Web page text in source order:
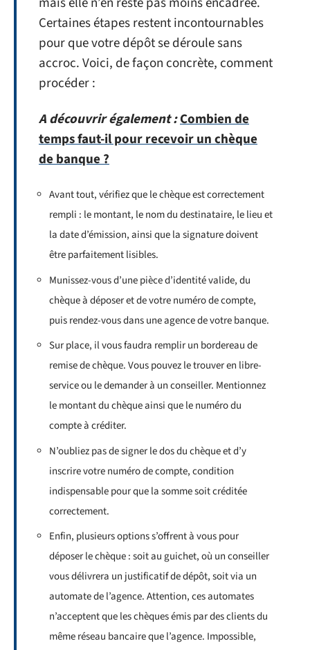
Certaines étapes restent incontournables
pour que votre dépôt se déroule sans
accroc. Voici, de façon concrète, comment
procéder :
A découvrir également :Combien de
temps faut-il pour recevoir un chèque
de banque ?
Avant tout, vérifiez que le chèque est correctement
rempli : le montant, le nom du destinataire, le lieu et
la date d’émission, ainsi que la signature doivent
être parfaitement lisibles.
Munissez-vous d’une pièce d’identité valide, du
chèque à déposer et de votre numéro de compte,
puis rendez-vous dans une agence de votre banque.
Sur place, il vous faudra remplir un bordereau de
remise de chèque. Vous pouvez le trouver en libre-
service ou le demander à un conseiller. Mentionnez
le montant du chèque ainsi que le numéro du
compte à créditer.
N’oubliez pas de signer le dos du chèque et d’y
inscrire votre numéro de compte, condition
indispensable pour que la somme soit créditée
correctement.
Enfin, plusieurs options s’offrent à vous pour
déposer le chèque : soit au guichet, où un conseiller
vous délivrera un justificatif de dépôt, soit via un
automate de l’agence. Attention, ces automates
n’acceptent que les chèques émis par des clients du
même réseau bancaire que l’agence. Impossible,